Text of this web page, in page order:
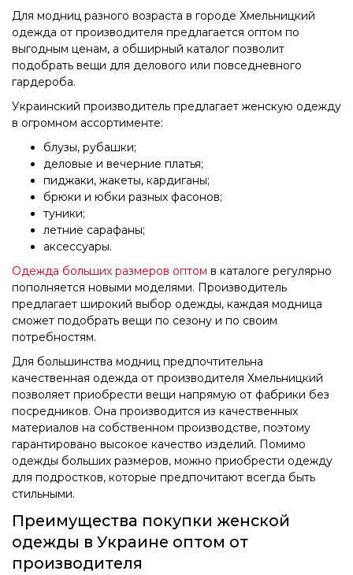
Для модниц разного возраста в городе Хмельницкий
одежда от производителя предлагается оптом по
выгодным ценам, а обширный каталог позволит
подобрать вещи для делового или повседневного
гардероба.
Украинский производитель предлагает женскую одежду
в огромном ассортименте:
блузы, рубашки;
деловые и вечерние платья;
пиджаки, жакеты, кардиганы;
брюки и юбки разных фасонов;
туники;
летние сарафаны;
аксессуары.
Одежда больших размеров оптом в каталоге регулярно
пополняется новыми моделями. Производитель
предлагает широкий выбор одежды, каждая модница
сможет подобрать вещи по сезону и по своим
потребностям.
Для большинства модниц предпочтительна
качественная одежда от производителя Хмельницкий
позволяет приобрести вещи напрямую от фабрики без
посредников. Она производится из качественных
материалов на собственном производстве, поэтому
гарантировано высокое качество изделий. Помимо
одежды больших размеров, можно приобрести одежду
для подростков, которые предпочитают всегда быть
стильными.
Преимущества покупки женской
одежды в Украине оптом от
производителя